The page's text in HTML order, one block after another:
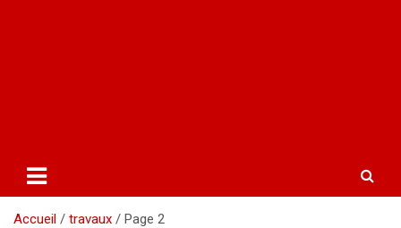
Accueil travaux Page 2